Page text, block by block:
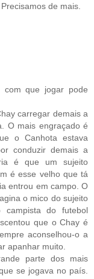
de mais.
que jogar pode
carregar demais a
O mais engraçado é
o Canhota estava
conduzir demais a
é que um sujeito
é esse velho que tá
entrou em campo. O
o mico do sujeito
do futebol
que o Chay é
aconselhou-o a
apanhar muito.
parte dos mais
se jogava no país.